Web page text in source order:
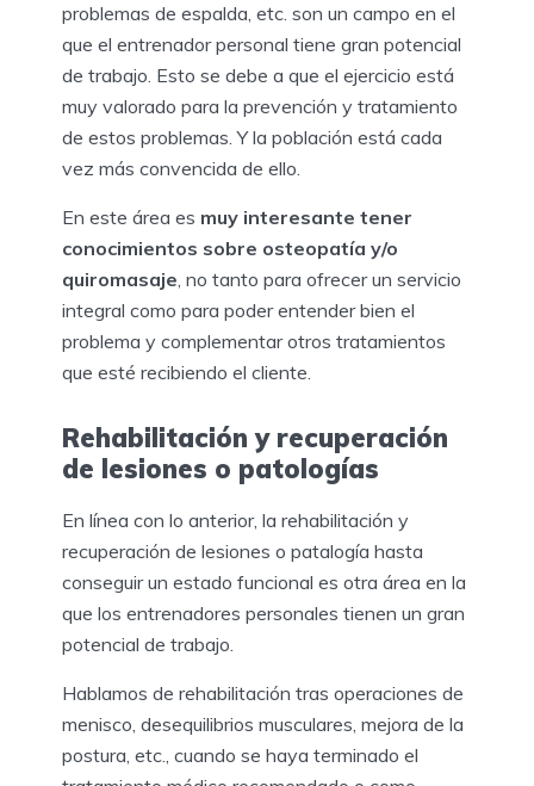
problemas de espalda, etc. son un campo en el
que el entrenador personal tiene gran potencial
de trabajo. Esto se debe a que el ejercicio está
muy valorado para la prevención y tratamiento
de estos problemas. Y la población está cada
vez más convencida de ello.
En este área es muy interesante tener
conocimientos sobre osteopatía y/o
quiromasaje, no tanto para ofrecer un servicio
integral como para poder entender bien el
problema y complementar otros tratamientos
que esté recibiendo el cliente.
Rehabilitación y recuperación
de lesiones o patologías
En línea con lo anterior, la rehabilitación y
recuperación de lesiones o patalogía hasta
conseguir un estado funcional es otra área en la
que los entrenadores personales tienen un gran
potencial de trabajo.
Hablamos de rehabilitación tras operaciones de
menisco, desequilibrios musculares, mejora de la
postura, etc., cuando se haya terminado el